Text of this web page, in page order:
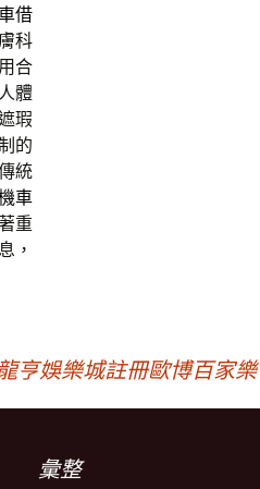
借
科
合
體
瑕
的
統
車
重
，
亨娛樂城註冊歐博百家樂
彙整